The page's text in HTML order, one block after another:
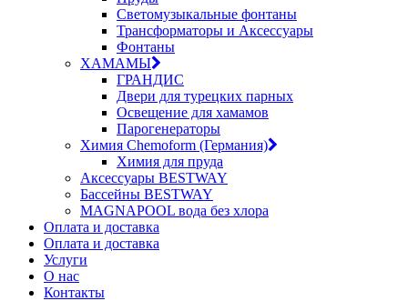
Светомузыкальные фонтаны
Трансформаторы и Аксессуары
Фонтаны
ХАМАМЫ
ГРАНДИС
Двери для турецких парных
Освещение для хамамов
Парогенераторы
Химия Chemoform (Германия)
Химия для пруда
Аксессуары BESTWAY
Бассейны BESTWAY
MAGNAPOOL вода без хлора
Оплата и доставка
Оплата и доставка
Услуги
О нас
Контакты